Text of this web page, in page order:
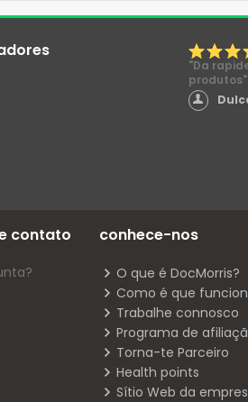
"Da
produtos"
contato conhece-nos
O que é DocMorris?
Como é que
Trabalhe connosco
Programa de
Torna-te Parceiro
Health points
Sítio Web da